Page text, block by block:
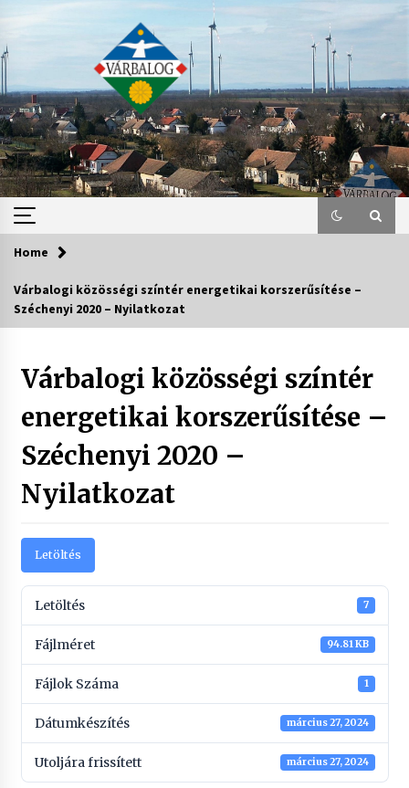
content
Home
Várbalogi közösségi színtér energetikai korszerűsítése –
Széchenyi 2020 – Nyilatkozat
Várbalogi közösségi színtér
energetikai korszerűsítése –
Széchenyi 2020 –
Nyilatkozat
Letöltés
Letöltés 7
Fájlméret 94.81 KB
Fájlok Száma 1
Dátumkészítés március 27, 2024
Utoljára frissített március 27, 2024